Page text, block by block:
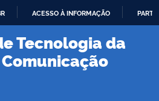
PARA
CONTEÚDO
ACESSO À INFORMAÇÃO
Tecnologia da